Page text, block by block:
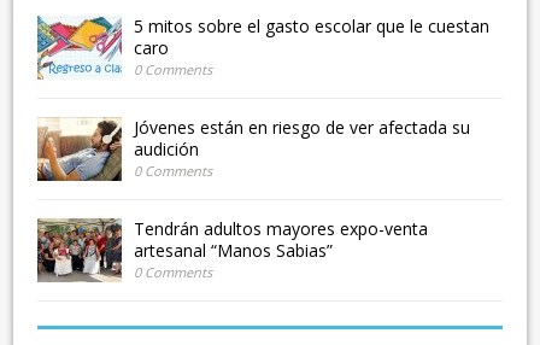
5 mitos sobre el gasto escolar que le cuestan
caro
0 Comments
Jóvenes están en riesgo de ver afectada su
audición
0 Comments
Tendrán adultos mayores expo-venta
artesanal “Manos Sabias”
0 Comments